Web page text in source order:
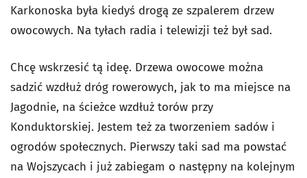
Karkonoska była kiedyś drogą ze szpalerem drzew
owocowych. Na tyłach radia i telewizji też był sad.
Chcę wskrzesić tą ideę. Drzewa owocowe można
sadzić wzdłuż dróg rowerowych, jak to ma miejsce na
Jagodnie, na ścieżce wzdłuż torów przy
Konduktorskiej. Jestem też za tworzeniem sadów i
ogrodów społecznych. Pierwszy taki sad ma powstać
na Wojszycach i już zabiegam o następny na kolejnym